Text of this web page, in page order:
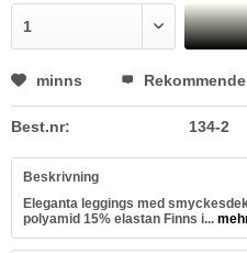
minns
Best.nr: 134-2
Beskrivning
Eleganta leggings med
polyamid 15% elastan Finns i...